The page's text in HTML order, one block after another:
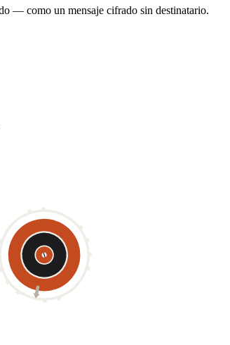
— como un mensaje cifrado sin destinatario.